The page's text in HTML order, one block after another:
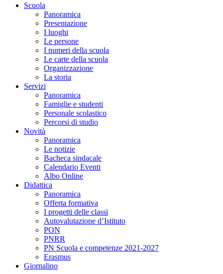
Scuola
Panoramica
Presentazione
I luoghi
Le persone
I numeri della scuola
Le carte della scuola
Organizzazione
La storia
Servizi
Panoramica
Famiglie e studenti
Personale scolastico
Percorsi di studio
Novità
Panoramica
Le notizie
Bacheca sindacale
Calendario Eventi
Albo Online
Didattica
Panoramica
Offerta formativa
I progetti delle classi
Autovalutazione d’Istituto
PON
PNRR
PN Scuola e competenze 2021-2027
Erasmus
Giornalino